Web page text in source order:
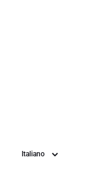
Lingua